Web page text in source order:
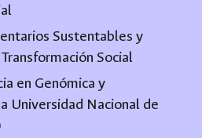
Sustentables y
Social
en Genómica y
Universidad Nacional de